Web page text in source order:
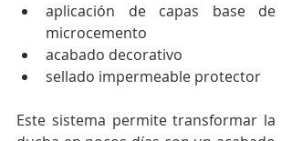
aplicación de capas base de
microcemento
acabado decorativo
sellado impermeable protector
Este sistema permite transformar la